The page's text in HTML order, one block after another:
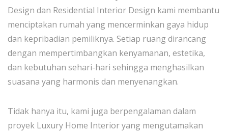
Design dan Residential Interior Design kami membantu
menciptakan rumah yang mencerminkan gaya hidup
dan kepribadian pemiliknya. Setiap ruang dirancang
dengan mempertimbangkan kenyamanan, estetika,
dan kebutuhan sehari-hari sehingga menghasilkan
suasana yang harmonis dan menyenangkan.
Tidak hanya itu, kami juga berpengalaman dalam
proyek Luxury Home Interior yang mengutamakan